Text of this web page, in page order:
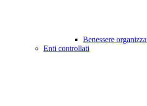
Benessere
Enti controllati